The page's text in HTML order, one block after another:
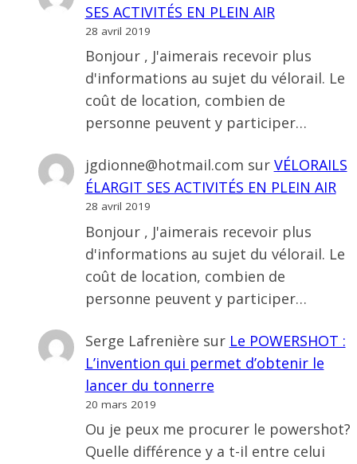
SES ACTIVITÉS EN PLEIN AIR
28 avril 2019
Bonjour , J'aimerais recevoir plus
d'informations au sujet du vélorail. Le
coût de location, combien de
personne peuvent y participer…
jgdionne@hotmail.com sur VÉLORAILS
ÉLARGIT SES ACTIVITÉS EN PLEIN AIR
28 avril 2019
Bonjour , J'aimerais recevoir plus
d'informations au sujet du vélorail. Le
coût de location, combien de
personne peuvent y participer…
Serge Lafrenière sur Le POWERSHOT :
L’invention qui permet d’obtenir le
lancer du tonnerre
20 mars 2019
Ou je peux me procurer le powershot?
Quelle différence y a t-il entre celui